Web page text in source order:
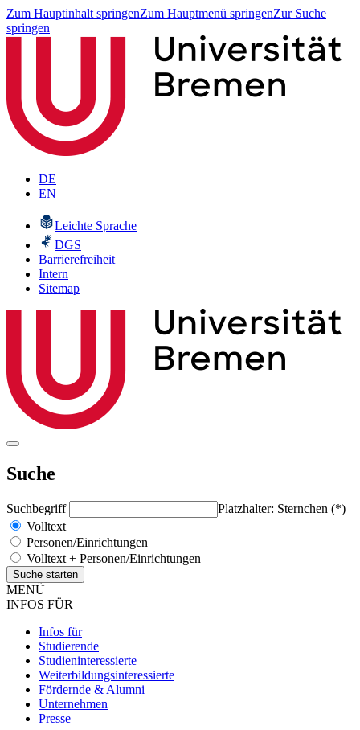
Zum Hauptinhalt springenZum Hauptmenü springenZur Suche
springen
DE
EN
Leichte Sprache
DGS
Barrierefreiheit
Intern
Sitemap
Suche
Suchbegriff
Platzhalter: Sternchen (*)
Volltext
Personen/Einrichtungen
Volltext + Personen/Einrichtungen
MENÜ
INFOS FÜR
Infos für
Studierende
Studieninteressierte
Weiterbildungsinteressierte
Fördernde & Alumni
Unternehmen
Presse